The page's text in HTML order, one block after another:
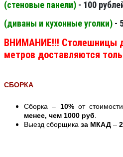
(стеновые панели) - 100
(диваны и кухонные уголки) -
ВНИМАНИЕ!!! Столешницы
метров доставляются
СБОРКА
Сборка – 10%от
менее, чем 1000 руб
Выезд сборщика за МКАД –